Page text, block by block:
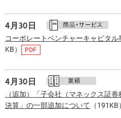
4月30日
コーポレートベンチャーキャピタ
KB）
4月30日
（追加）「子会社（マネックス証
決算」の一部追加について （191KB）